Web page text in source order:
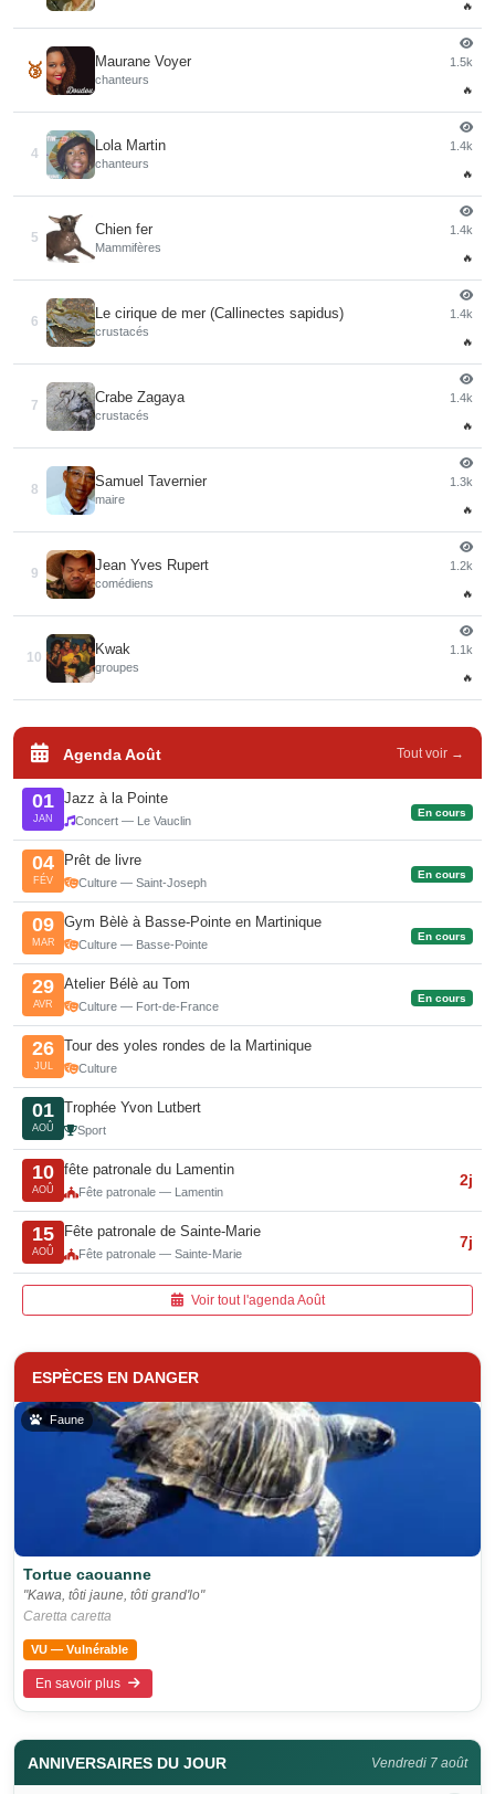
🔥
🥉 Maurane Voyer
chanteurs
1.5k
🔥
4
Lola Martin
chanteurs
1.4k
🔥
5
Chien fer
Mammifères
1.4k
🔥
6
Le cirique de mer (Callinectes sapidus)
crustacés
1.4k
🔥
7
Crabe Zagaya
crustacés
1.4k
🔥
8
Samuel Tavernier
maire
1.3k
🔥
9
Jean Yves Rupert
comédiens
1.2k
🔥
10
Kwak
groupes
1.1k
🔥
Agenda Août Tout voir →
01
JAN
Jazz à la Pointe
Concert — Le Vauclin
En cours
04
FÉV
Prêt de livre
Culture — Saint-Joseph
En cours
09
MAR
Gym Bèlè à Basse-Pointe en Martinique
Culture — Basse-Pointe
En cours
29
AVR
Atelier Bélè au Tom
Culture — Fort-de-France
En cours
26
JUL
Tour des yoles rondes de la Martinique
Culture
01
AOÛ
Trophée Yvon Lutbert
Sport
10
AOÛ
fête patronale du Lamentin
Fête patronale — Lamentin
2j
15
AOÛ
Fête patronale de Sainte-Marie
Fête patronale — Sainte-Marie
7j
Voir tout l'agenda Août
ESPÈCES EN DANGER
Faune
Tortue caouanne
"Kawa, tôti jaune, tôti grand'lo"
Caretta caretta
VU — Vulnérable
En savoir plus
ANNIVERSAIRES DU JOUR Vendredi 7 août